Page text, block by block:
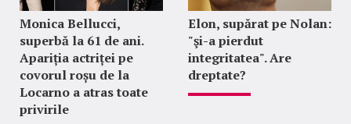
Monica Bellucci,
superbă la 61 de ani.
Apariția actriței pe
covorul roșu de la
Locarno a atras toate
privirile
Elon, supărat pe Nolan:
"şi-a pierdut
integritatea". Are
dreptate?